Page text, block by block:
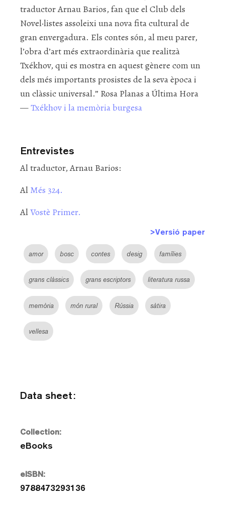
traductor Arnau Barios, fan que el Club dels
Novel·listes assoleixi una nova fita cultural de
gran envergadura. Els contes són, al meu parer,
l’obra d’art més extraordinària que realitzà
Txékhov, qui es mostra en aquest gènere com un
dels més importants prosistes de la seva època i
un clàssic universal.” Rosa Planas a Última Hora
—Txékhov i la memòria burgesa
Entrevistes
Al traductor, Arnau Barios:
Al Més 324.
AlVostè Primer.
>Versió paper
amor bosc contes desig famílies
grans clàssics grans escriptors literatura russa
memòria món rural Rússia sàtira
vellesa
Data sheet:
Collection:
eBooks
eISBN:
9788473293136